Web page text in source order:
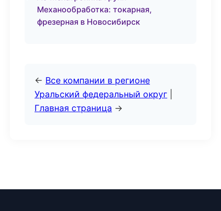
Механообработка: токарная,
фрезерная в Новосибирск
← Все компании в регионе
Уральский федеральный округ
Главная страница →